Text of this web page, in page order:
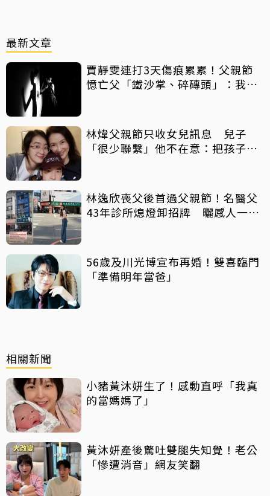
最新文章
賈靜雯連打3天傷痕累累！父親節
憶亡父「鐵沙掌、碎磚頭」：我身
林煒父親節只收女兒訊息 兒子
「很少聯繫」他不在意：把孩子當
林逸欣喪父後首過父親節！名醫父
43年診所熄燈卸招牌 曬感人一
56歲及川光博宣布再婚！雙喜臨門
「準備明年當爸」
相關新聞
小豬黃沐妍生了！感動直呼「我真
的當媽媽了」
黃沐妍產後驚吐雙腿失知覺！老公
「慘遭消音」網友笑翻